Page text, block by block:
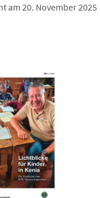
am 20. November 2025